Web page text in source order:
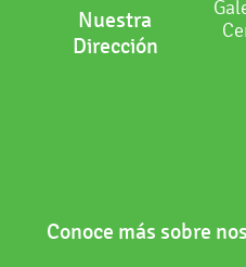
Nuestra
Dirección
Conoce más sobre